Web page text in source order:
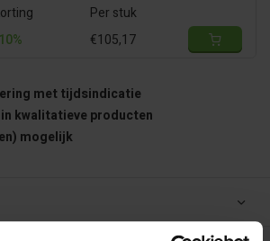
Per stuk
€105,17
met tijdsindicatie
kwalitatieve producten
mogelijk